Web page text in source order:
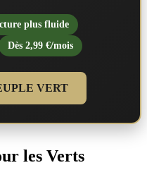
plus fluide
Dès 2,99 €/mois
VERT
les Verts